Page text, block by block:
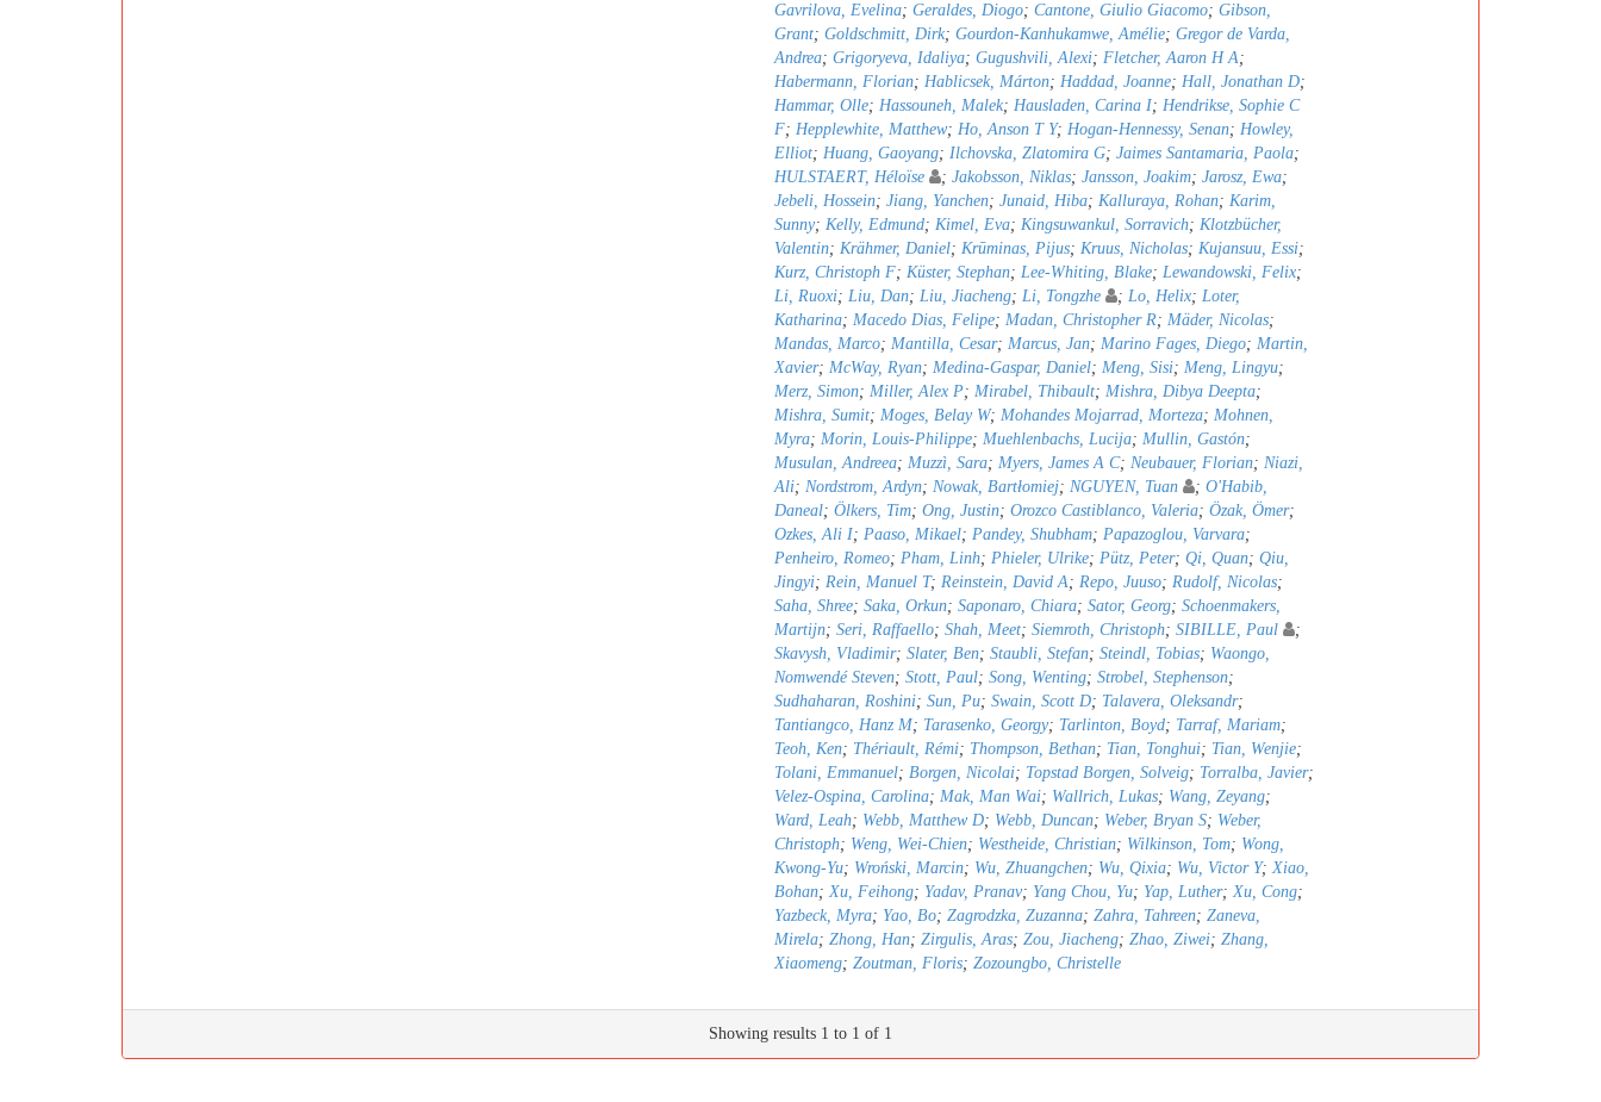
Gavrilova, Evelina; Geraldes, Diogo; Cantone, Giulio Giacomo; Gibson,
Grant; Goldschmitt, Dirk; Gourdon-Kanhukamwe, Amélie; Gregor de Varda,
Andrea; Grigoryeva, Idaliya; Gugushvili, Alexi; Fletcher, Aaron H A;
Habermann, Florian; Hablicsek, Márton; Haddad, Joanne; Hall, Jonathan D;
Hammar, Olle; Hassouneh, Malek; Hausladen, Carina I; Hendrikse, Sophie C
F; Hepplewhite, Matthew; Ho, Anson T Y; Hogan-Hennessy, Senan; Howley,
Elliot; Huang, Gaoyang; Ilchovska, Zlatomira G; Jaimes Santamaria, Paola;
HULSTAERT, Héloïse
; Jakobsson, Niklas; Jansson, Joakim; Jarosz, Ewa;
Jebeli, Hossein; Jiang, Yanchen; Junaid, Hiba; Kalluraya, Rohan; Karim,
Sunny; Kelly, Edmund; Kimel, Eva; Kingsuwankul, Sorravich; Klotzbücher,
Valentin; Krähmer, Daniel; Krūminas, Pijus; Kruus, Nicholas; Kujansuu, Essi;
Kurz, Christoph F; Küster, Stephan; Lee-Whiting, Blake; Lewandowski, Felix;
Li, Ruoxi; Liu, Dan; Liu, Jiacheng; Li, Tongzhe ; Lo, Helix; Loter,
Katharina; Macedo Dias, Felipe; Madan, Christopher R; Mäder, Nicolas;
Mandas, Marco; Mantilla, Cesar; Marcus, Jan; Marino Fages, Diego; Martin,
Xavier; McWay, Ryan; Medina-Gaspar, Daniel; Meng, Sisi; Meng, Lingyu;
Merz, Simon; Miller, Alex P; Mirabel, Thibault; Mishra, Dibya Deepta;
Mishra, Sumit; Moges, Belay W; Mohandes Mojarrad, Morteza; Mohnen,
Myra; Morin, Louis-Philippe; Muehlenbachs, Lucija; Mullin, Gastón;
Musulan, Andreea; Muzzì, Sara; Myers, James A C; Neubauer, Florian; Niazi,
Ali; Nordstrom, Ardyn; Nowak, Bartłomiej; NGUYEN, Tuan ; O'Habib,
Daneal; Ölkers, Tim; Ong, Justin; Orozco Castiblanco, Valeria; Özak, Ömer;
Ozkes, Ali I; Paaso, Mikael; Pandey, Shubham; Papazoglou, Varvara;
Penheiro, Romeo; Pham, Linh; Phieler, Ulrike; Pütz, Peter; Qi, Quan; Qiu,
Jingyi; Rein, Manuel T; Reinstein, David A; Repo, Juuso; Rudolf, Nicolas;
Saha, Shree; Saka, Orkun; Saponaro, Chiara; Sator, Georg; Schoenmakers,
Martijn; Seri, Raffaello; Shah, Meet; Siemroth, Christoph; SIBILLE, Paul
;
Skavysh, Vladimir; Slater, Ben; Staubli, Stefan; Steindl, Tobias; Waongo,
Nomwendé Steven; Stott, Paul; Song, Wenting; Strobel, Stephenson;
Sudhaharan, Roshini; Sun, Pu; Swain, Scott D; Talavera, Oleksandr;
Tantiangco, Hanz M; Tarasenko, Georgy; Tarlinton, Boyd; Tarraf, Mariam;
Teoh, Ken; Thériault, Rémi; Thompson, Bethan; Tian, Tonghui; Tian, Wenjie;
Tolani, Emmanuel; Borgen, Nicolai; Topstad Borgen, Solveig; Torralba, Javier;
Velez-Ospina, Carolina; Mak, Man Wai; Wallrich, Lukas; Wang, Zeyang;
Ward, Leah; Webb, Matthew D; Webb, Duncan; Weber, Bryan S; Weber,
Christoph; Weng, Wei-Chien; Westheide, Christian; Wilkinson, Tom; Wong,
Kwong-Yu; Wroński, Marcin; Wu, Zhuangchen; Wu, Qixia; Wu, Victor Y;Xiao,
Bohan;Xu, Feihong; Yadav, Pranav; Yang Chou, Yu; Yap, Luther;Xu, Cong;
Yazbeck, Myra; Yao, Bo; Zagrodzka, Zuzanna; Zahra, Tahreen; Zaneva,
Mirela; Zhong, Han; Zirgulis, Aras; Zou, Jiacheng; Zhao, Ziwei; Zhang,
Xiaomeng; Zoutman, Floris; Zozoungbo, Christelle
Showing results 1 to 1 of 1